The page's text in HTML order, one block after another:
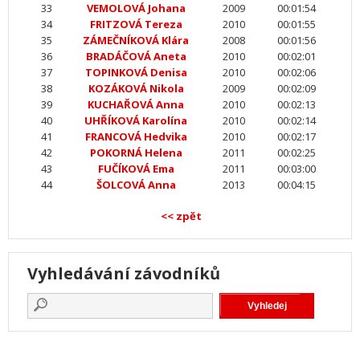
33
VEMOLOVÁ Johana 2009
00:01:54
34
FRITZOVÁ Tereza 2010
00:01:55
35
ZÁMEČNÍKOVÁ Klára 2008
00:01:56
36
BRADÁČOVÁ Aneta 2010
00:02:01
37
TOPINKOVÁ Denisa 2010
00:02:06
38
KOZÁKOVÁ Nikola 2009
00:02:09
39
KUCHAŘOVÁ Anna 2010
00:02:13
40
UHŘÍKOVÁ Karolína 2010
00:02:14
41
FRANCOVÁ Hedvika 2010
00:02:17
42
POKORNÁ Helena 2011
00:02:25
43
FUČÍKOVÁ Ema 2011
00:03:00
44
ŠOLCOVÁ Anna 2013 00:04:15
<< zpět
Vyhledávání závodníků